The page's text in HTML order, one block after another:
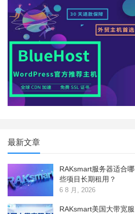
最新文章
RAKsmart服务器适合哪
些项目长期租用？
6 8 月, 2026
RAKsmart美国大带宽服